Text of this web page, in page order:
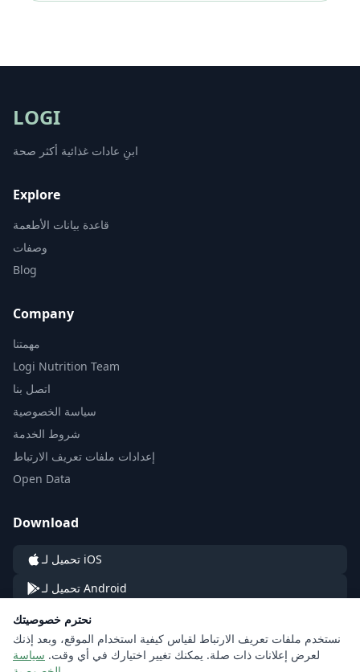
LOGI
ابنِ عادات غذائية أكثر صحة
Explore
قاعدة بيانات الأطعمة
وصفات
Blog
Company
مهمتنا
Logi Nutrition Team
اتصل بنا
سياسة الخصوصية
شروط الخدمة
إعدادات ملفات تعريف الارتباط
Open Data
Download
تحميل لـ iOS
تحميل لـ Android
نحترم خصوصيتك
نستخدم ملفات تعريف الارتباط لقياس كيفية استخدام الموقع، وبعد إذنك
لعرض إعلانات ذات صلة. يمكنك تغيير اختيارك في أي وقت. سياسة